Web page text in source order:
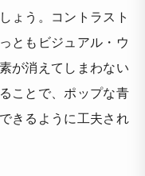
ょう。コントラスト
ともビジュアル・ウ
が消えてしまわない
ことで、ポップな青
きるように工夫され